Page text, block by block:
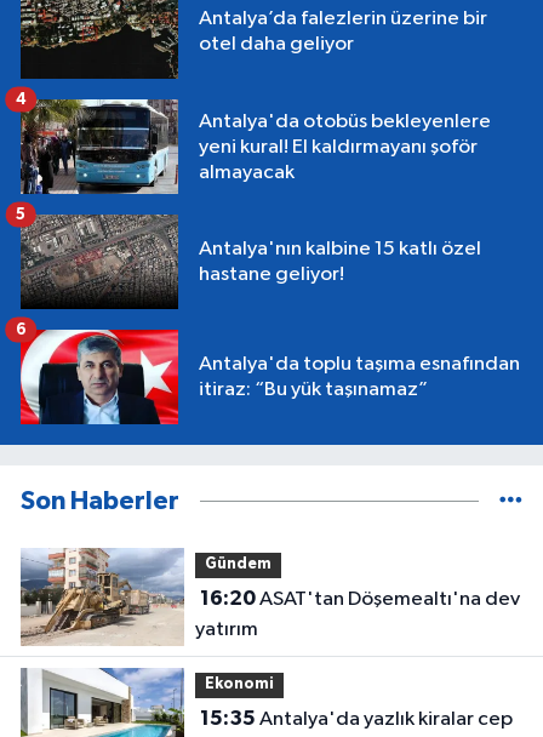
Antalya’da falezlerin üzerine bir
otel daha geliyor
Antalya'da otobüs bekleyenlere
yeni kural! El kaldırmayanı şoför
almayacak
4
Antalya'nın kalbine 15 katlı özel
hastane geliyor!
5
Antalya'da toplu taşıma esnafından
itiraz: “Bu yük taşınamaz”
6
Son Haberler
Gündem
16:20ASAT'tan Döşemealtı'na dev
yatırım
Ekonomi
15:35